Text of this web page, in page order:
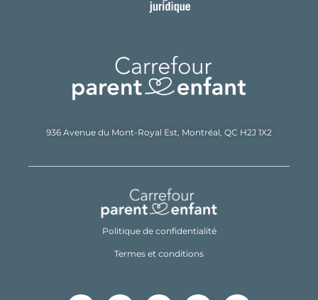
936 Avenue du Mont-Royal Est, Montréal, QC H2J 1X2
Politique de confidentialité
Termes et conditions